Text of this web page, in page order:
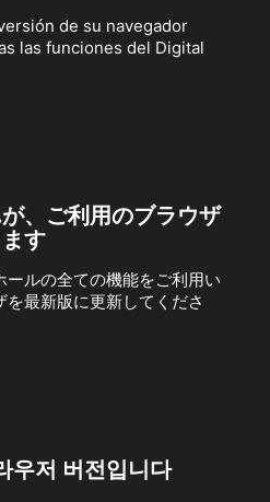
de su navegador
las funciones del Digital
、ご利用のブラウザ
す
ールの全ての機能をご利用い
最新版に更新してくださ
우저 버전입니다